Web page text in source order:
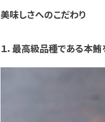
美味しさへのこだわり
１．最高級品種である本